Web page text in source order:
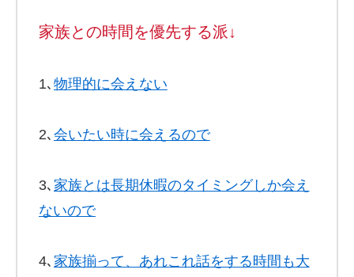
家族との時間を優先する派↓
1､ 物理的に会えない
2､ 会いたい時に会えるので
3､ 家族とは長期休暇のタイミングしか会え
ないので
4､ 家族揃って、あれこれ話をする時間も大